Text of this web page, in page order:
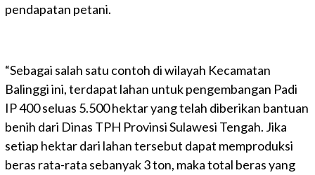
pendapatan petani.
“Sebagai salah satu contoh di wilayah Kecamatan
Balinggi ini, terdapat lahan untuk pengembangan Padi
IP 400 seluas 5.500 hektar yang telah diberikan bantuan
benih dari Dinas TPH Provinsi Sulawesi Tengah. Jika
setiap hektar dari lahan tersebut dapat memproduksi
beras rata-rata sebanyak 3 ton, maka total beras yang